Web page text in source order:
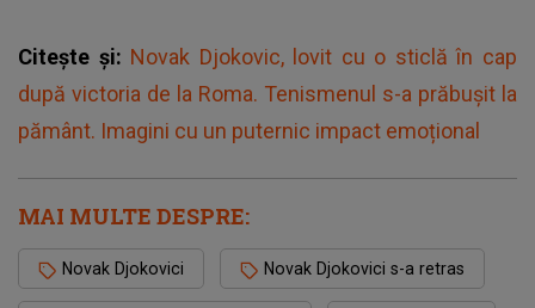
Citește și: Novak Djokovic, lovit cu o sticlă în cap
după victoria de la Roma. Tenismenul s-a prăbușit la
pământ. Imagini cu un puternic impact emoțional
MAI MULTE DESPRE:
Novak Djokovici Novak Djokovici s-a retras